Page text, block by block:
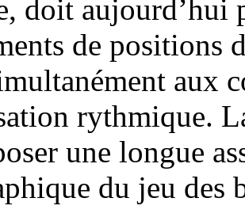
doit aujourd’hui
de positions
aux
rythmique.
une longue
du jeu des